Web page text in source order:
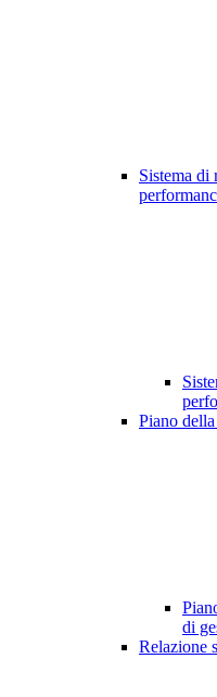
Sistema di
Piano
di
Relazione